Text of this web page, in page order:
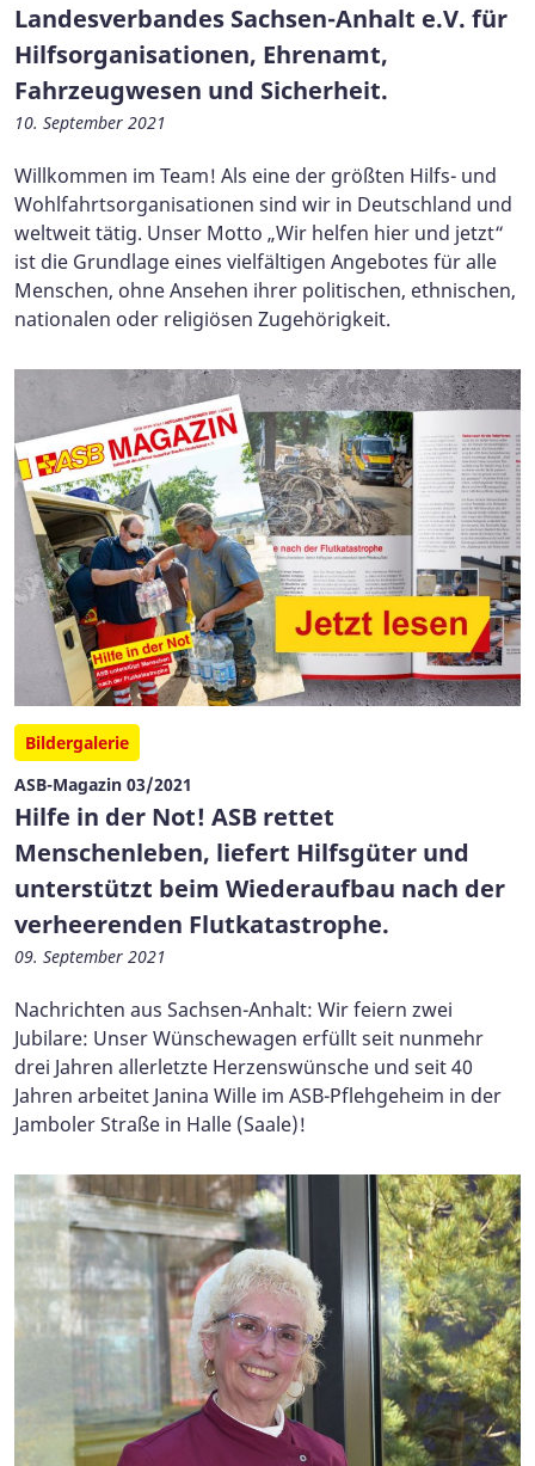
Landesverbandes Sachsen-Anhalt e.V. für
Hilfsorganisationen, Ehrenamt,
Fahrzeugwesen und Sicherheit.
10. September 2021
Willkommen im Team! Als eine der größten Hilfs- und
Wohlfahrtsorganisationen sind wir in Deutschland und
weltweit tätig. Unser Motto „Wir helfen hier und jetzt“
ist die Grundlage eines vielfältigen Angebotes für alle
Menschen, ohne Ansehen ihrer politischen, ethnischen,
nationalen oder religiösen Zugehörigkeit.
Bildergalerie
ASB-Magazin 03/2021
Hilfe in der Not! ASB rettet
Menschenleben, liefert Hilfsgüter und
unterstützt beim Wiederaufbau nach der
verheerenden Flutkatastrophe.
09. September 2021
Nachrichten aus Sachsen-Anhalt: Wir feiern zwei
Jubilare: Unser Wünschewagen erfüllt seit nunmehr
drei Jahren allerletzte Herzenswünsche und seit 40
Jahren arbeitet Janina Wille im ASB-Pflehgeheim in der
Jamboler Straße in Halle (Saale)!